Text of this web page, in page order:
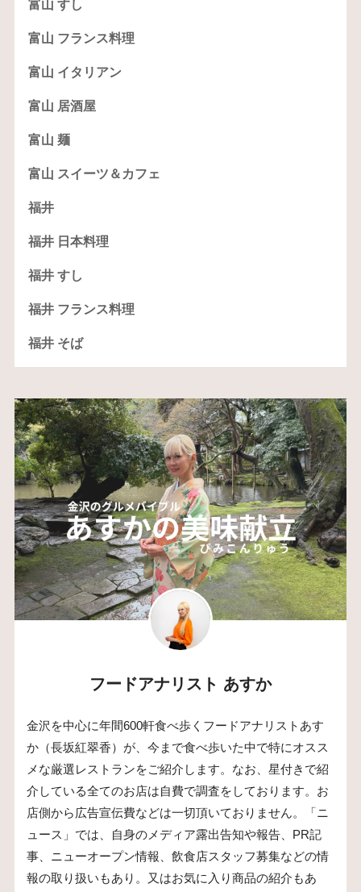
富山 すし
富山 フランス料理
富山 イタリアン
富山 居酒屋
富山 麺
富山 スイーツ＆カフェ
福井
福井 日本料理
福井 すし
福井 フランス料理
福井 そば
フードアナリスト あすか
金沢を中心に年間600軒食べ歩くフードアナリストあす
か（長坂紅翠香）が、今まで食べ歩いた中で特にオスス
メな厳選レストランをご紹介します。なお、星付きで紹
介している全てのお店は自費で調査をしております。お
店側から広告宣伝費などは一切頂いておりません。「ニ
ュース」では、自身のメディア露出告知や報告、PR記
事、ニューオープン情報、飲食店スタッフ募集などの情
報の取り扱いもあり。又はお気に入り商品の紹介もあ